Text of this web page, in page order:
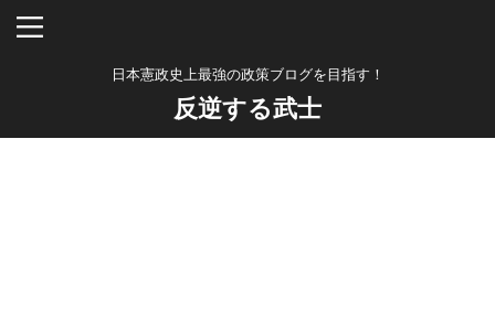
日本憲政史上最強の政策ブログを目指す！
反逆する武士